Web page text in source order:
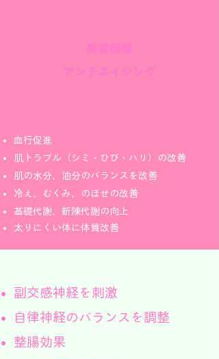
血行促進
肌トラブル（シミ・ひび・ハリ）の改善
肌の水分、油分のバランスを改善
冷え、むくみ、のぼせの改善
基礎代謝、新陳代謝の向上
太りにくい体に体質改善
副交感神経を刺激
自律神経のバランスを調整
整腸効果